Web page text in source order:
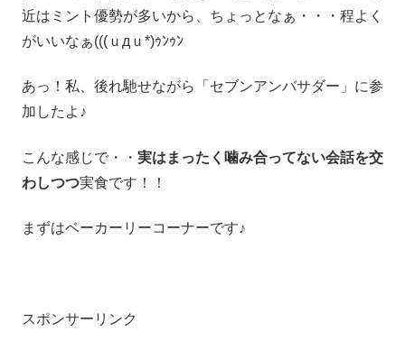
近はミント優勢が多いから、ちょっとなぁ・・・程よく
がいいなぁ(((ｕдｕ*)ｩﾝｩﾝ
あっ！私、後れ馳せながら「セブンアンバサダー」に参
加したよ♪
こんな感じで・・ 実はまったく噛み合ってない会話を交
わしつつ実食です！！
まずはベーカーリーコーナーです♪
スポンサーリンク